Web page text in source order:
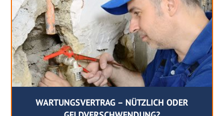
WARTUNGSVERTRAG – NÜTZLICH ODER